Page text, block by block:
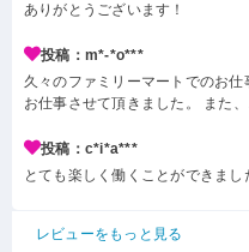
ありがとうございます！
投稿：m*-*o***
久々のファミリーマートでのお
お仕事させて頂きました。 また
投稿：c*i*a***
とても楽しく働くことができまし
レビューをもっと見る